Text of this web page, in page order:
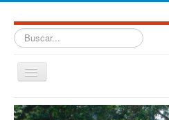
Buscar...
Cambiar
navegación
Facultad de Humanidades. Universidad